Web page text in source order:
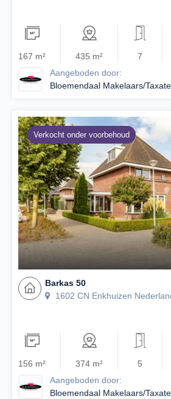
167 m² 435 m² 7
Aangeboden door:
Bloemendaal Makelaars/
Verkocht onder voorbehoud
Barkas 50
1602 CN Enkhuizen
156 m² 374 m² 5
Aangeboden door:
Bloemendaal Makelaars/